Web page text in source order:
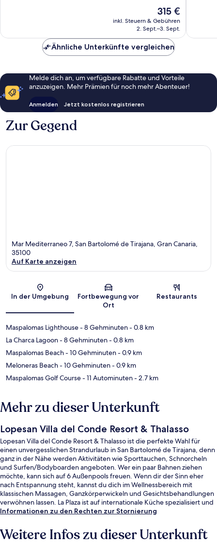
Der
Preis
beträgt
315 €
inkl. Steuern & Gebühren
2. Sept.–3. Sept.
Ähnliche Unterkünfte vergleichen
Melde dich an, um verfügbare Rabatte und Vorteile
anzuzeigen. Mehr Prämien für noch mehr Abenteuer!
Anmelden Jetzt kostenlos registrieren
Zur Gegend
Mar Mediterraneo 7, San Bartolomé de Tirajana, Gran Canaria,
35100
Auf Karte anzeigen
In der Umgebung
Fortbewegung vor
Ort
Restaurants
Maspalomas Lighthouse- 8 Gehminuten- 0.8 km
La Charca Lagoon- 8 Gehminuten- 0.8 km
Maspalomas Beach- 10 Gehminuten- 0.9 km
Meloneras Beach- 10 Gehminuten- 0.9 km
Maspalomas Golf Course- 11 Autominuten- 2.7 km
Mehr zu dieser Unterkunft
Lopesan Villa del Conde Resort & Thalasso
Lopesan Villa del Conde Resort & Thalasso ist die perfekte Wahl für
einen unvergesslichen Strandurlaub in San Bartolomé de Tirajana, denn
ganz in der Nähe werden Aktivitäten wie Sporttauchen, Schnorcheln
und Surfen/Bodyboarden angeboten. Wer ein paar Bahnen ziehen
möchte, kann sich auf 6 Außenpools freuen. Wenn dir der Sinn eher
nach Entspannung steht, kannst du dich im Wellnessbereich mit
klassischen Massagen, Ganzkörperwickeln und Gesichtsbehandlungen
verwöhnen lassen. La Plaza ist auf internationale Küche spezialisiert und
serviert Frühstück und Abendessen. Als weitere Highlights bietet dieses
ein Fitnesscenter. Andere Reisende haben viel Gutes über das
hilfsbereite Personal zu berichten.
Informationen zu den Rechten zur Stornierung
Weitere Infos zu dieser Unterkunft